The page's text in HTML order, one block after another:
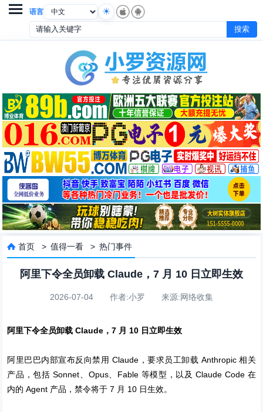
语言

 首页 >值得一看 >热门事件
阿里下令全员卸载 Claude，7 月 10 日立即生效
2026-07-04 作者:小罗 来源:网络收集
阿里下令全员卸载 Claude，7 月 10 日立即生效
阿里巴巴内部宣布反向禁用 Claude，要求员工卸载 Anthropic 相关
产品，包括 Sonnet、Opus、Fable 等模型，以及 Claude Code 在
内的 Agent 产品，禁令将于 7 月 10 日生效。